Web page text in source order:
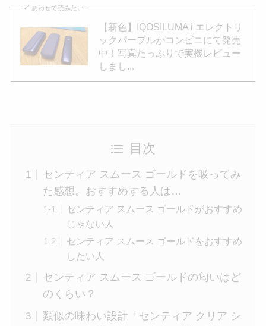
あわせて読みたい
【新色】IQOSILUMA i エレクトリ
ックパープルがコンビニにて発売
中！写真たっぷりで実機レビュー
しまし...
目次
センティア スムース ゴールドを吸ってみ
た感想。おすすめする人は…
センティア スムース ゴールドがおすすめ
じゃない人
センティア スムース ゴールドをおすすめ
したい人
センティア スムース ゴールドの匂いはど
のくらい？
類似の味わい設計「センティア クリア シ